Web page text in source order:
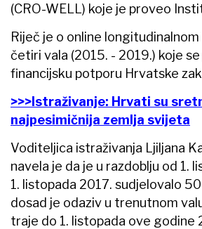
(CRO-WELL) koje je proveo
Riječ je o online
četiri vala (2015. - 2019.) koje
financijsku potporu Hrvatske
>>>Istraživanje: Hrvati su
najpesimičnija zemlja svijeta
Voditeljica istraživanja Ljiljana
navela je da je u razdoblju od 1.
1. listopada 2017. sudjelovalo
dosad je odaziv u trenutnom
traje do 1. listopada ove godine